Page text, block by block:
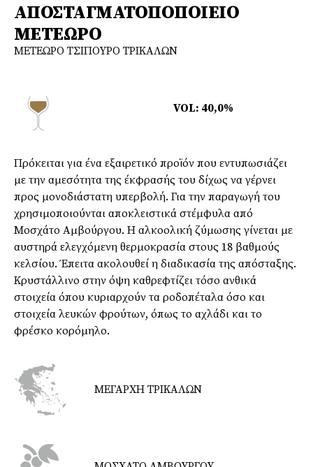
ΑΠΟΣΤΑΓΜΑΤΟΠΟΠΟΙΕΙΟ
ΜΕΤΕΩΡΟ
ΜΕΤΕΩΡΟ ΤΣΙΠΟΥΡΟ ΤΡΙΚΑΛΩΝ
VOL: 40,0%
Πρόκειται για ένα εξαιρετικό προϊόν που εντυπωσιάζει
με την αμεσότητα της έκφρασής του δίχως να γέρνει
προς μονοδιάστατη υπερβολή. Για την παραγωγή του
χρησιμοποιούνται αποκλειστικά στέμφυλα από
Μοσχάτο Αμβούργου. Η αλκοολική ζύμωσης γίνεται με
αυστηρά ελεγχόμενη θερμοκρασία στους 18 βαθμούς
κελσίου. Έπειτα ακολουθεί η διαδικασία της απόσταξης.
Κρυστάλλινο στην όψη καθρεφτίζει τόσο ανθικά
στοιχεία όπου κυριαρχούν τα ροδοπέταλα όσο και
στοιχεία λευκών φρούτων, όπως το αχλάδι και το
φρέσκο κορόμηλο.
ΜΕΓΑΡΧΗ ΤΡΙΚΑΛΩΝ